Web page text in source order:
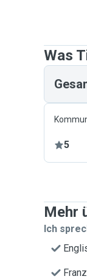
Was
5
Mehr
Ich